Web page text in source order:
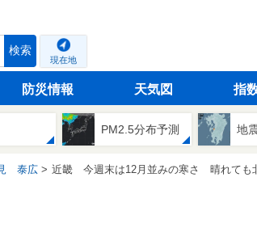
検索
現在地
防災情報 天気図 指
PM2.5分布予測 地
泰広 近畿 今週末は12月並みの寒さ 晴れても